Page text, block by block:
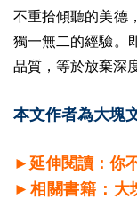
不重拾傾聽的美德
獨一無二的經驗。
品質，等於放棄深
本文作者為大塊
►延伸閱讀：你
►相關書籍：大